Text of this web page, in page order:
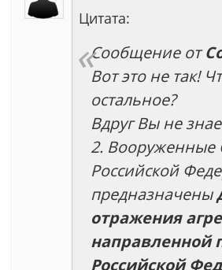
Цитата:
Сообщение от
Вот это не так!
остальное?
Вдруг Вы не
2. Вооруженные
Российской
предназначены
отражения
направленной
Российской